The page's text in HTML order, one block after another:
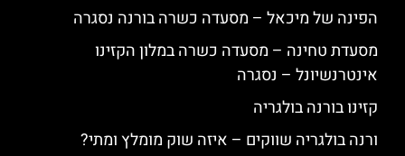
הפינה של מיכאל – מסעדה כשרה בורנה נסגרה
מסעדת טחינה – מסעדה כשרה במלון הקזינו
אינטרנשיונל – נסגרה
קזינו בורנה בולגריה
ורנה בולגריה שווקים – איזה שוק מומלץ ומתי?